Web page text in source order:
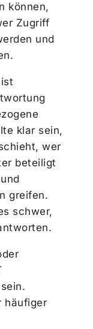
können,
Zugriff
und
klar sein,
wer
beteiligt
greifen.
schwer,
häufiger